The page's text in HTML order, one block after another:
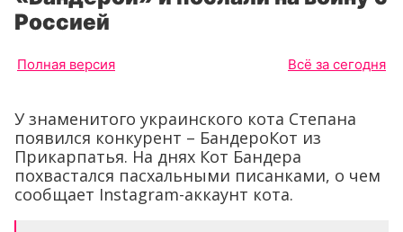
Россией
Полная версия Всё за сегодня
У знаменитого украинского кота Степана
появился конкурент – БандероКот из
Прикарпатья. На днях Кот Бандера
похвастался пасхальными писанками, о чем
сообщает Instagram-аккаунт кота.